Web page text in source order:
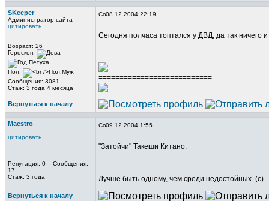
SKeeper
Администратор сайта
цитировать
Возраст: 26
Гороскоп:
Пол:
Сообщения: 3081
Стаж: 3 года 4 месяца
08.12.2004 22:19
Сегодня полчаса топтался у ДВД, да так ничего
===========================
Вернуться к началу
Maestro
цитировать
Репутация: 0 Сообщения:
17
Стаж: 3 года
09.12.2004 1:55
"Затойчи" Такеши Китано.
Лучше быть одному, чем среди недостойных. (с)
Вернуться к началу